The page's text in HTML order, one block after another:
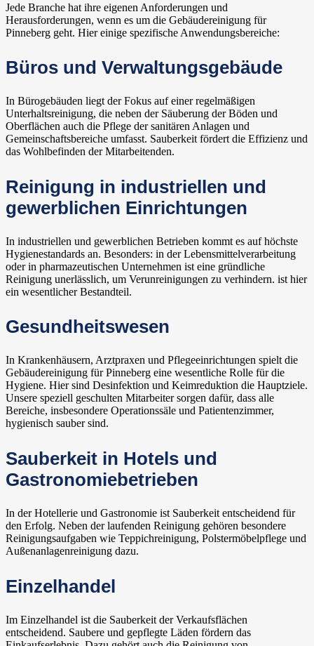
Jede Branche hat ihre eigenen Anforderungen und
Herausforderungen, wenn es um die Gebäudereinigung für
Pinneberg geht. Hier einige spezifische Anwendungsbereiche:
Büros und Verwaltungsgebäude
In Bürogebäuden liegt der Fokus auf einer regelmäßigen
Unterhaltsreinigung, die neben der Säuberung der Böden und
Oberflächen auch die Pflege der sanitären Anlagen und
Gemeinschaftsbereiche umfasst. Sauberkeit fördert die Effizienz und
das Wohlbefinden der Mitarbeitenden.
Reinigung in industriellen und
gewerblichen Einrichtungen
In industriellen und gewerblichen Betrieben kommt es auf höchste
Hygienestandards an. Besonders: in der Lebensmittelverarbeitung
oder in pharmazeutischen Unternehmen ist eine gründliche
Reinigung unerlässlich, um Verunreinigungen zu verhindern. ist hier
ein wesentlicher Bestandteil.
Gesundheitswesen
In Krankenhäusern, Arztpraxen und Pflegeeinrichtungen spielt die
Gebäudereinigung für Pinneberg eine wesentliche Rolle für die
Hygiene. Hier sind Desinfektion und Keimreduktion die Hauptziele.
Unsere speziell geschulten Mitarbeiter sorgen dafür, dass alle
Bereiche, insbesondere Operationssäle und Patientenzimmer,
hygienisch sauber sind.
Sauberkeit in Hotels und
Gastronomiebetrieben
In der Hotellerie und Gastronomie ist Sauberkeit entscheidend für
den Erfolg. Neben der laufenden Reinigung gehören besondere
Reinigungsaufgaben wie Teppichreinigung, Polstermöbelpflege und
Außenanlagenreinigung dazu.
Einzelhandel
Im Einzelhandel ist die Sauberkeit der Verkaufsflächen
entscheidend. Saubere und gepflegte Läden fördern das